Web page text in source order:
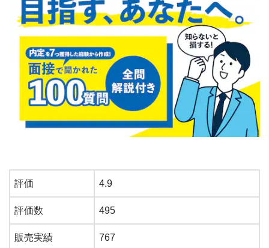
評価 4.9
評価数 495
販売実績 767